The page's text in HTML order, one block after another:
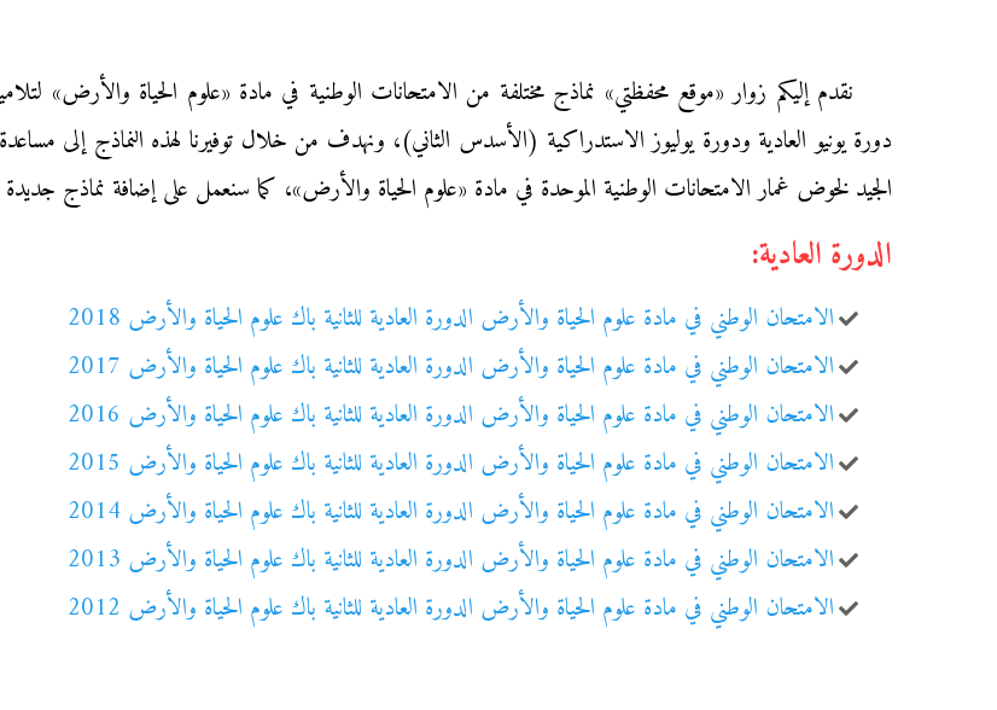
نقدم إليكم زوار «موقع محفظتي» نماذج مختلفة من الامتحانات الوطنية في مادة «علوم الحياة والأرض»
دورة يونيو العادية ودورة يوليوز الاستدراكية (الأسدس الثاني)، ونهدف من خلال توفيرنا لهذه النماذج إلى مساعدة
الجيد لخوض غمار الامتحانات الوطنية الموحدة في مادة «علوم الحياة والأرض»، كما سنعمل على إضافة نماذج جديدة
الدورة العادية:
الامتحان الوطني في مادة علوم الحياة والأرض الدورة العادية للثانية باك علوم الحياة والأرض 2018
الامتحان الوطني في مادة علوم الحياة والأرض الدورة العادية للثانية باك علوم الحياة والأرض 2017
الامتحان الوطني في مادة علوم الحياة والأرض الدورة العادية للثانية باك علوم الحياة والأرض 2016
الامتحان الوطني في مادة علوم الحياة والأرض الدورة العادية للثانية باك علوم الحياة والأرض 2015
الامتحان الوطني في مادة علوم الحياة والأرض الدورة العادية للثانية باك علوم الحياة والأرض 2014
الامتحان الوطني في مادة علوم الحياة والأرض الدورة العادية للثانية باك علوم الحياة والأرض 2013
الامتحان الوطني في مادة علوم الحياة والأرض الدورة العادية للثانية باك علوم الحياة والأرض 2012